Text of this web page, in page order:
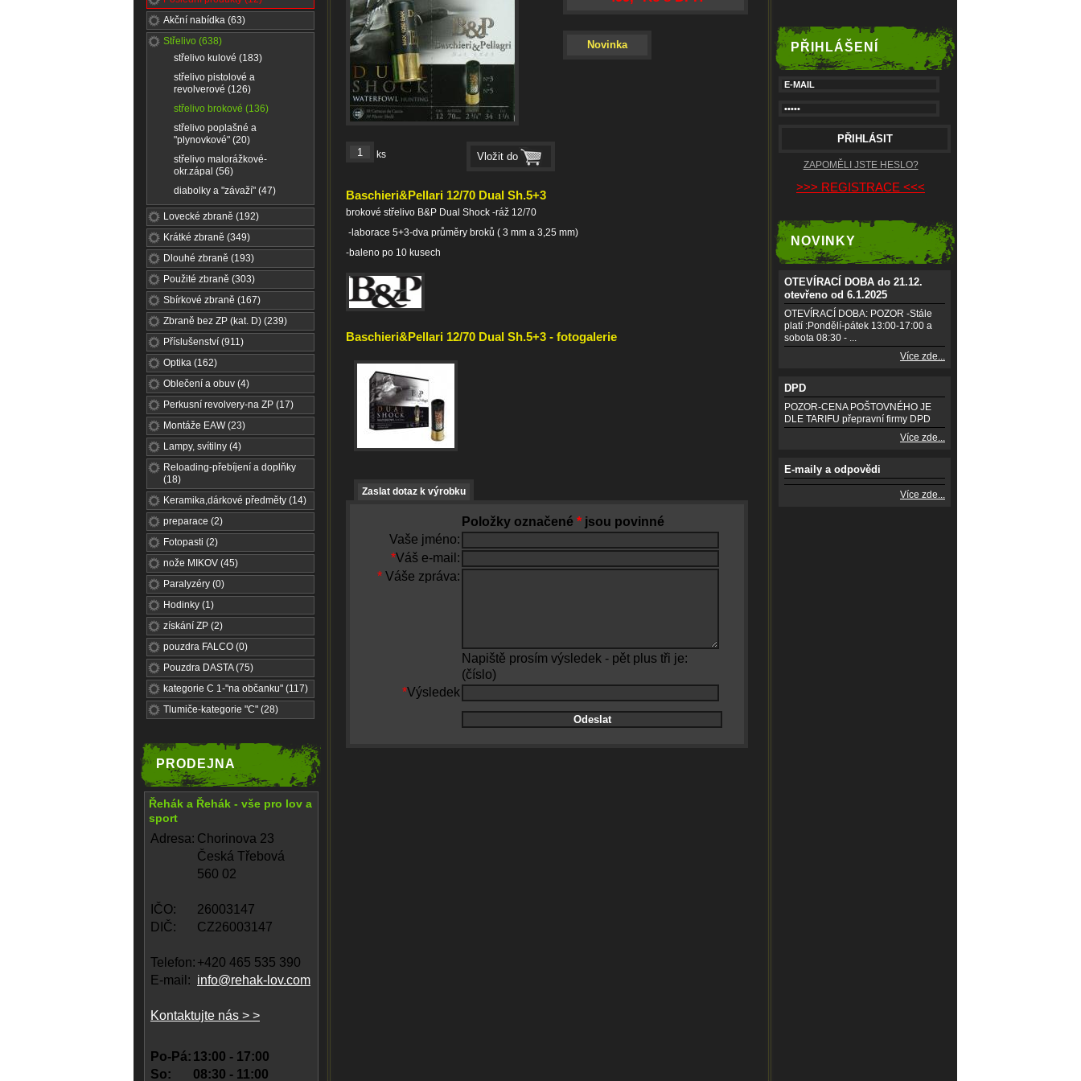
Akční nabídka (63)
Střelivo (638)
střelivo kulové (183)
střelivo pistolové a
revolverové (126)
střelivo brokové (136)
střelivo poplašné a
"plynovkové" (20)
střelivo malorážkové-
okr.zápal (56)
diabolky a "závaží" (47)
Lovecké zbraně (192)
Krátké zbraně (349)
Dlouhé zbraně (193)
Použité zbraně (303)
Sbírkové zbraně (167)
Zbraně bez ZP (kat. D) (239)
Příslušenství (911)
Optika (162)
Oblečení a obuv (4)
Perkusní revolvery-na ZP (17)
Montáže EAW (23)
Lampy, svítilny (4)
Reloading-přebíjení a doplňky
(18)
Keramika,dárkové předměty (14)
preparace (2)
Fotopasti (2)
nože MIKOV (45)
Paralyzéry (0)
Hodinky (1)
získání ZP (2)
pouzdra FALCO (0)
Pouzdra DASTA (75)
kategorie C 1-"na občanku" (117)
Tlumiče-kategorie "C" (28)
PRODEJNA
Řehák a Řehák - vše pro lov a
sport
Adresa: Chorinova 23
Česká Třebová
560 02
IČO:
26003147
DIČ:
CZ26003147
Telefon: +420 465 535 390
E-mail: info@rehak-lov.com
Kontaktujte nás > >
Po-Pá: 13:00 - 17:00
So:
08:30 - 11:00
ks
Novinka
Baschieri&Pellari 12/70 Dual Sh.5+3
brokové střelivo B&P Dual Shock -ráž 12/70
-laborace 5+3-dva průměry broků ( 3 mm a 3,25 mm)
-baleno po 10 kusech
Baschieri&Pellari 12/70 Dual Sh.5+3 - fotogalerie
Zaslat dotaz k výrobku
Položky označené * jsou povinné
Vaše jméno:
*Váš e-mail:
* Váše zpráva:
Napiště prosím výsledek - pět plus tři je:
(číslo)
*Výsledek
PŘIHLÁŠENÍ
ZAPOMĚLI JSTE HESLO?
>>> REGISTRACE <<<
NOVINKY
OTEVÍRACÍ DOBA do 21.12.
otevřeno od 6.1.2025
OTEVÍRACÍ DOBA: POZOR -Stále
platí :Pondělí-pátek 13:00-17:00 a
sobota 08:30 - ...
Více zde...
DPD
POZOR-CENA POŠTOVNÉHO JE
DLE TARIFU přepravní firmy DPD
Více zde...
E-maily a odpovědi
Více zde...